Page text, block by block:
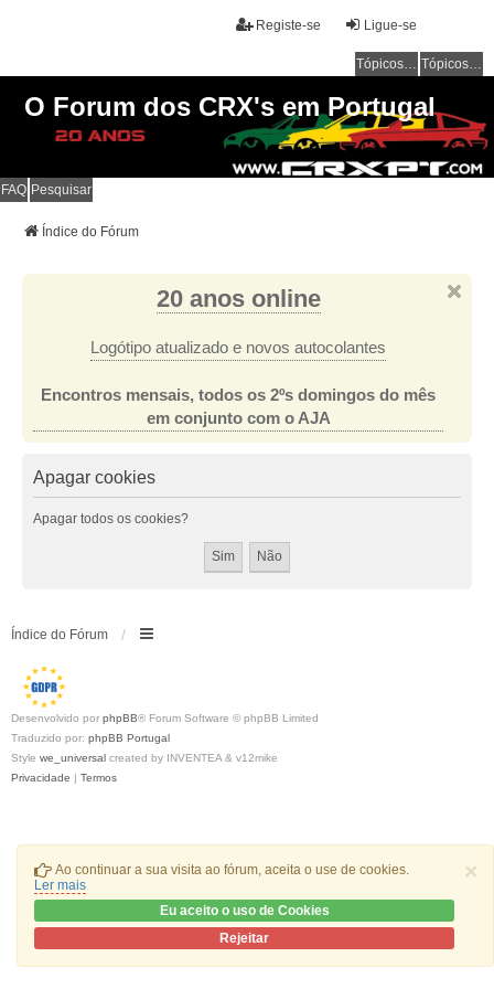
×
Ao continuar a sua visita ao fórum, aceita o use de cookies.
Ler mais
Eu aceito o uso de Cookies
Rejeitar
Ligue-se
Registe-se
Tópicos sem resposta Tópicos ativos
O Forum dos CRX's em Portugal
FAQ Pesquisar
Índice do Fórum
20 anos online
Logótipo atualizado e novos autocolantes
Encontros mensais, todos os 2ºs domingos do mês
em conjunto com o AJA
Apagar cookies
Apagar todos os cookies?
Índice do Fórum
Desenvolvido por phpBB® Forum Software © phpBB Limited
Traduzido por: phpBB Portugal
Style we_universal created by INVENTEA & v12mike
Privacidade | Termos